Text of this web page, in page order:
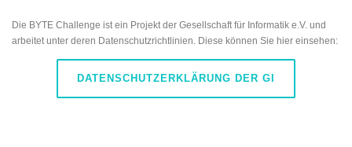
UK
Die BYTE Challenge ist ein Projekt der Gesellschaft für Informatik e.V. und
arbeitet unter deren Datenschutzrichtlinien. Diese können Sie hier einsehen:
DATENSCHUTZERKLÄRUNG DER GI